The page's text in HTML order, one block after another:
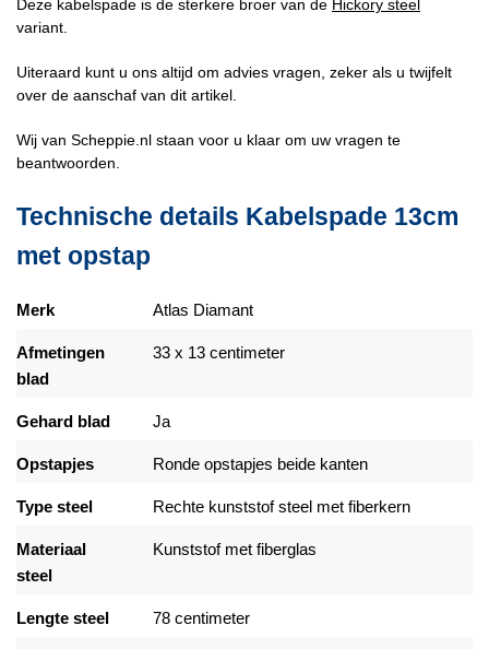
Deze kabelspade is de sterkere broer van de Hickory steel
variant.
Uiteraard kunt u ons altijd om advies vragen, zeker als u twijfelt
over de aanschaf van dit artikel.
Wij van Scheppie.nl staan voor u klaar om uw vragen te
beantwoorden.
Technische details Kabelspade 13cm
met opstap
Merk Atlas Diamant
Afmetingen
blad
33 x 13 centimeter
Gehard blad Ja
Opstapjes Ronde opstapjes beide kanten
Type steel Rechte kunststof steel met fiberkern
Materiaal
steel
Kunststof met fiberglas
Lengte steel 78 centimeter